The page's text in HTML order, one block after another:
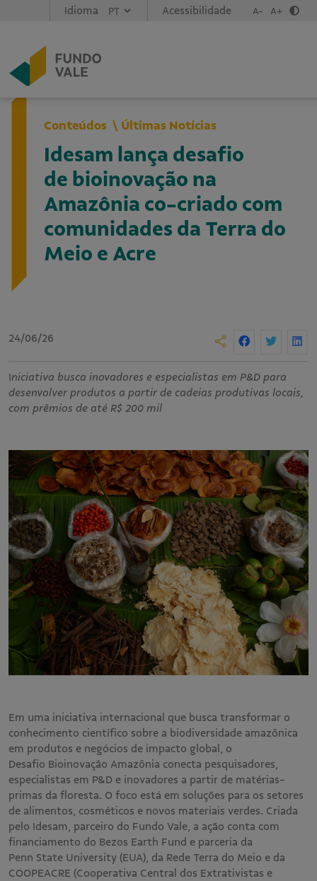
Idioma Acessibilidade A- A+
Conteúdos Últimas Notícias
Idesam lança desafio
de bioinovação na
Amazônia co-criado com
comunidades da Terra do
Meio e Acre
24/06/26
Iniciativa busca inovadores e especialistas em P&D para
desenvolver produtos a partir de cadeias produtivas locais,
com prêmios de até R$ 200 mil
Em uma iniciativa internacional que busca transformar o
conhecimento científico sobre a biodiversidade amazônica
em produtos e negócios de impacto global, o
Desafio Bioinovação Amazônia conecta pesquisadores,
especialistas em P&D e inovadores a partir de matérias-
primas da floresta. O foco está em soluções para os setores
de alimentos, cosméticos e novos materiais verdes. Criada
pelo Idesam, parceiro do Fundo Vale, a ação conta com
financiamento do Bezos Earth Fund e parceria da
Penn State University (EUA), da Rede Terra do Meio e da
COOPEACRE (Cooperativa Central dos Extrativistas e